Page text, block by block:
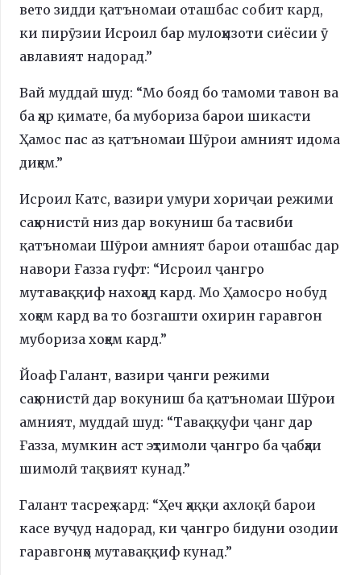
вето зидди қатъномаи оташбас собит кард,
ки пирӯзии Исроил бар мулоҳизоти сиёсии ӯ
авлавият надорад.”
Вай муддаӣ шуд: “Мо бояд бо тамоми тавон ва
ба ҳар қимате, ба мубориза барои шикасти
Ҳамос пас аз қатъномаи Шӯрои амният идома
диҳем.”
Исроил Катс, вазири умури хориҷаи режими
саҳюнистӣ низ дар вокуниш ба тасвиби
қатъномаи Шӯрои амният барои оташбас дар
навори Ғазза гуфт: “Исроил ҷангро
мутаваққиф нахоҳад кард. Мо Ҳамосро нобуд
хоҳем кард ва то бозгашти охирин гаравгон
мубориза хоҳем кард.”
Йоаф Галант, вазири ҷанги режими
саҳюнистӣ дар вокуниш ба қатъномаи Шӯрои
амният, муддаӣ шуд: “Таваққуфи ҷанг дар
Ғазза, мумкин аст эҳтимоли ҷангро ба ҷабҳаи
шимолӣ тақвият кунад.”
Галант тасреҳ кард: “Ҳеч ҳаққи ахлоқӣ барои
касе вуҷуд надорад, ки ҷангро бидуни озодии
гаравгонҳо мутаваққиф кунад.”